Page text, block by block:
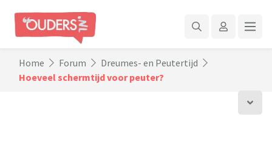
Home Forum
Dreumes- en Peutertijd
Hoeveel schermtijd voor peuter?